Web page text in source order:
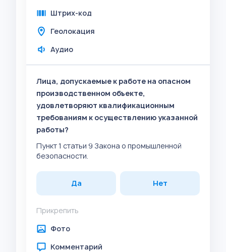
Штрих-код
Геолокация
Аудио
Лица, допускаемые к работе на опасном
производственном объекте,
удовлетворяют квалификационным
требованиям к осуществлению указанной
работы?
Пункт 1 статьи 9 Закона о промышленной
безопасности.
Да Нет
Прикрепить
Фото
Комментарий